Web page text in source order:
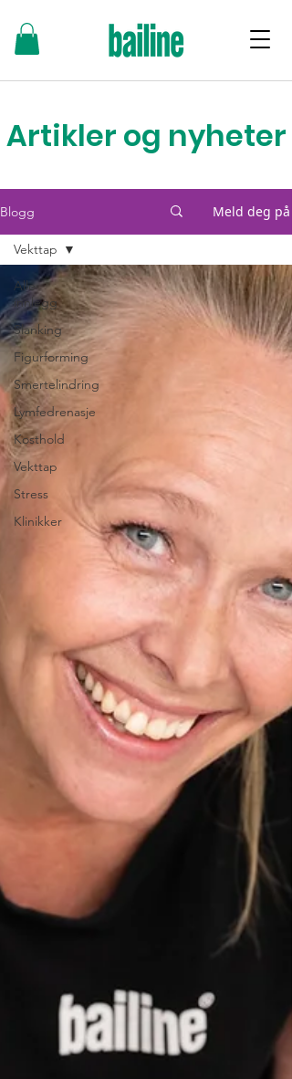
Artikler og nyheter
Blogg Meld deg på
Alle
innlegg
Slanking
Figurforming
Smertelindring
Lymfedrenasje
Kosthold
Vekttap
Stress
Klinikker
Vekttap